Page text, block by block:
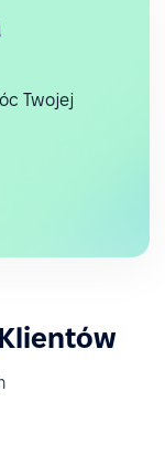
Twojej